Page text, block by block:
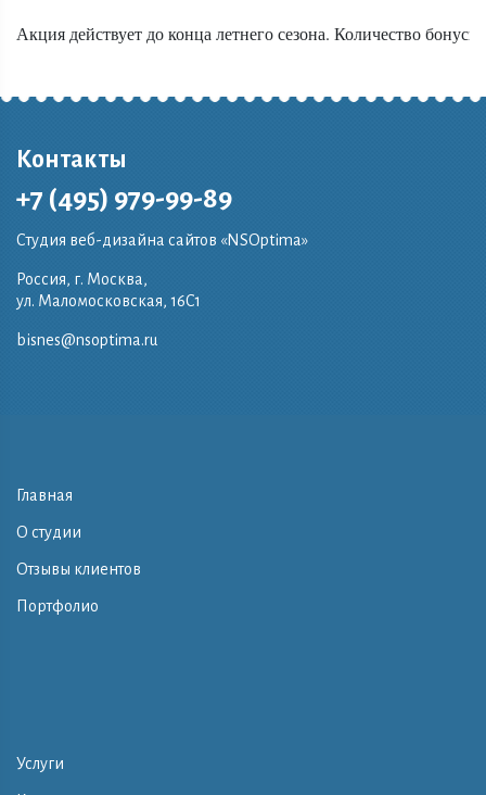
Акция действует до конца летнего сезона. Количество
Контакты
+7 (495) 979-99-89
Студия веб-дизайна сайтов «NSOptima»
Россия, г. Москва,
ул. Маломосковская, 16C1
bisnes@nsoptima.ru
Главная
О студии
Отзывы клиентов
Портфолио
Услуги